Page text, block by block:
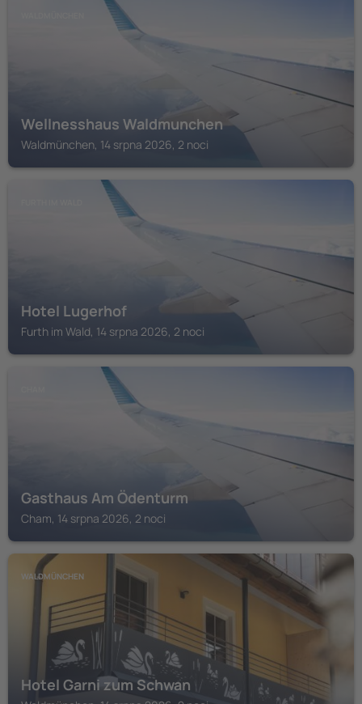
Wellnesshaus Waldmunchen
Waldmünchen, 14 srpna 2026, 2 noci
Hotel Lugerhof
Furth im Wald, 14 srpna 2026, 2 noci
Gasthaus Am Ödenturm
Cham, 14 srpna 2026, 2 noci
WALDMÜNCHEN
Hotel Garni zum Schwan